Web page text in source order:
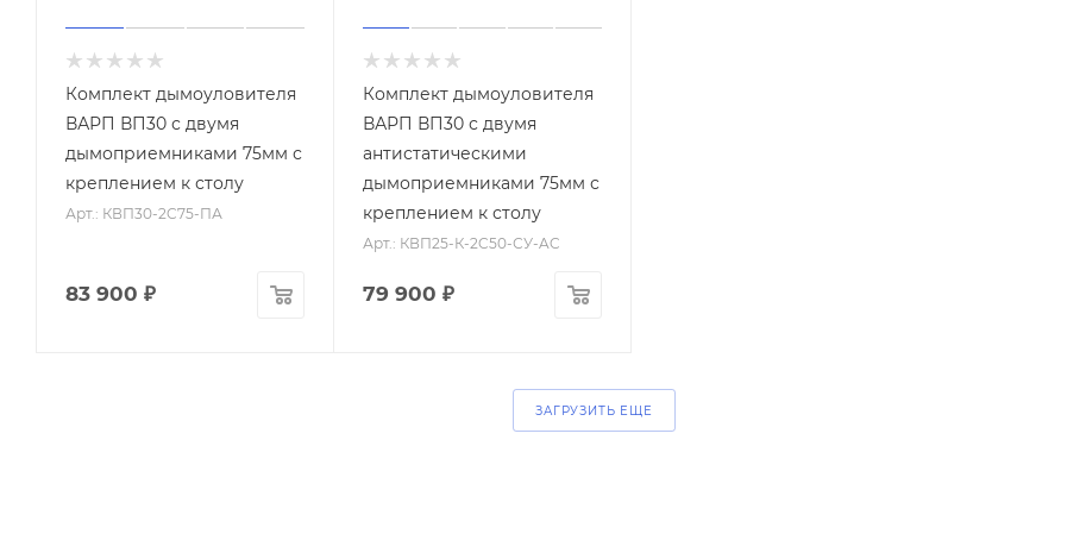
Комплект дымоуловителя
ВАРП ВП30 с двумя
дымоприемниками 75мм с
креплением к столу
Арт.: КВП30-2C75-ПА
83 900 ₽
Комплект дымоуловителя
ВАРП ВП30 с двумя
антистатическими
дымоприемниками 75мм с
креплением к столу
Арт.: КВП25-К-2C50-СУ-AC
79 900 ₽
ЗАГРУЗИТЬ ЕЩЕ